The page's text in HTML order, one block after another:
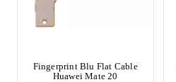
Fingerprint Blu Flat Cable
Huawei Mate 20